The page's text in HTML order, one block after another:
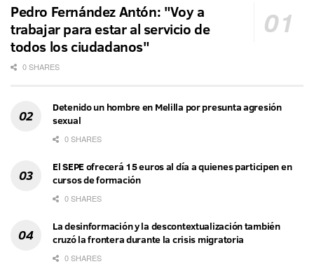
Pedro Fernández Antón: "Voy a
trabajar para estar al servicio de
todos los ciudadanos"
0 SHARES
Detenido un hombre en Melilla por presunta agresión
sexual
0 SHARES
El SEPE ofrecerá 15 euros al día a quienes participen en
cursos de formación
0 SHARES
La desinformación y la descontextualización también
cruzó la frontera durante la crisis migratoria
0 SHARES